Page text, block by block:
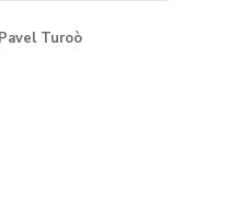
Pavel Turoò